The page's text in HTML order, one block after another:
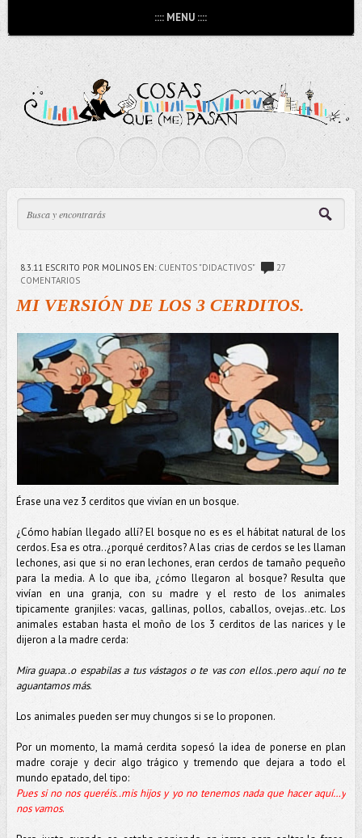
:::: MENU ::::
8.3.11 ESCRITO POR MOLINOS EN: CUENTOS "DIDACTIVOS"
27
COMENTARIOS
MI VERSIÓN DE LOS 3 CERDITOS.
Érase una vez 3 cerditos que vivían en un bosque.
¿Cómo habían llegado allí? El bosque no es es el hábitat natural de los
cerdos. Esa es otra..¿porqué cerditos? A las crias de cerdos se les llaman
lechones, asi que si no eran lechones, eran cerdos de tamaño pequeño
para la media. A lo que iba, ¿cómo llegaron al bosque? Resulta que
vivían en una granja, con su madre y el resto de los animales
tipicamente granjiles: vacas, gallinas, pollos, caballos, ovejas..etc. Los
animales estaban hasta el moño de los 3 cerditos de las narices y le
dijeron a la madre cerda:
Mira guapa..o espabilas a tus vástagos o te vas con ellos..pero aquí no te
aguantamos más.
Los animales pueden ser muy chungos si se lo proponen.
Por un momento, la mamá cerdita sopesó la idea de ponerse en plan
madre coraje y decir algo trágico y tremendo que dejara a todo el
mundo epatado, del tipo:
Pues si no nos queréis..mis hijos y yo no tenemos nada que hacer aquí…y
nos vamos.